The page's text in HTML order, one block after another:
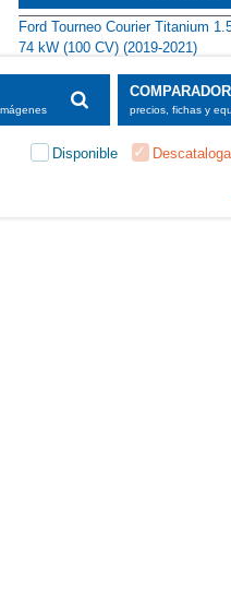
COMPARADOR
precios, fichas y
Disponible
Ford Tourneo Courier Titanium
74 kW (100 CV) (2019-2021)